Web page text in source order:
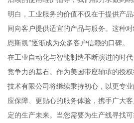
明白，工业服务的价值不仅在于提供产
间向客户提供适宜的产品与服务。这种
恩斯凯”逐渐成为众多客户信赖的口碑。
在工业自动化与智能制造不断演进的时
竞争力的基石。作为美国带座轴承的授
技术有限公司将继续秉持初心，以更专
应保障、更贴心的服务体验，携手广大
定的生产未来。当您需要为生产线寻找